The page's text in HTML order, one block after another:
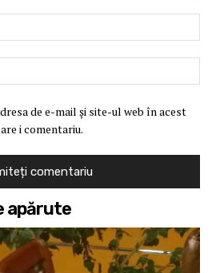
de e-mail și site-ul web în acest
i comentariu.
apărute